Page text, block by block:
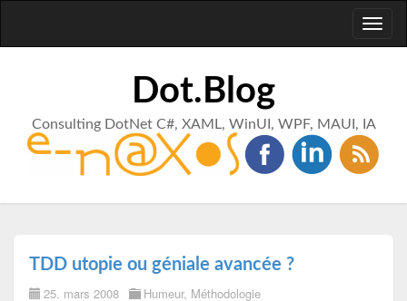
Dot.Blog
Consulting DotNet C#, XAML, WinUI, WPF, MAUI, IA
TDD utopie ou géniale avancée ?
25. mars 2008 Humeur, Méthodologie